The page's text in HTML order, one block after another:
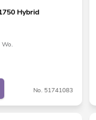
Hybrid
Wo.
No. 51741083